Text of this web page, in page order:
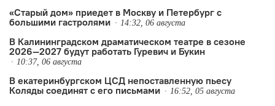
«Старый дом» приедет в Москву и Петербург с
большими гастролями
14:32, 06 августа
В Калининградском драматическом театре в сезоне
2026—2027 будут работать Гуревич и Букин
10:37, 06 августа
В екатеринбургском ЦСД непоставленную пьесу
Коляды соединят с его письмами
16:52, 05 августа